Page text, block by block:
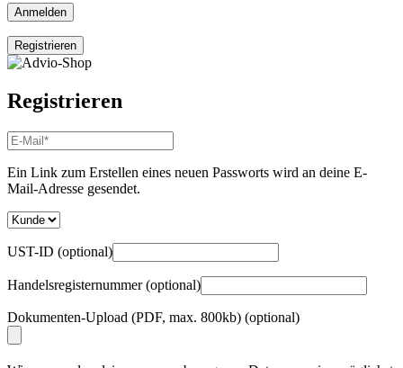
Anmelden
Registrieren
Registrieren
E-
Mail-
Adresse*
Erforderlich
Ein Link zum Erstellen eines neuen Passworts wird an deine E-
Mail-Adresse gesendet.
UST-ID (optional)
Handelsregisternummer(optional)
Dokumenten-Upload (PDF, max. 800kb) (optional)